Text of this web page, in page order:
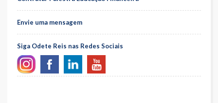
Envie uma mensagem
Siga Odete Reis nas Redes Sociais